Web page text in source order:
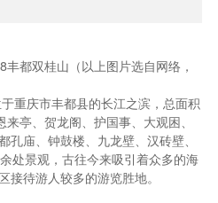
​（以上图片选自网络，
庆市丰都县的长江之滨，总面积
亭、贺龙阁、护国事、大观困、
庙、钟鼓楼、九龙壁、汉砖壁、
处景观，古往今来吸引着众多的海
接待游人较多的游览胜地。